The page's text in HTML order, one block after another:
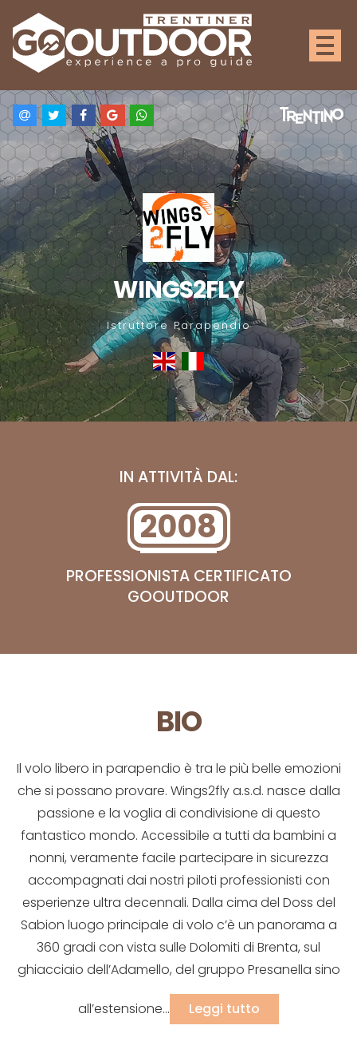
WINGS2FLY
Istruttore Parapendio
IN ATTIVITÀ DAL:
2008
PROFESSIONISTA CERTIFICATO
GOOUTDOOR
BIO
Il volo libero in parapendio è tra le più belle emozioni
che si possano provare. Wings2fly a.s.d. nasce dalla
passione e la voglia di condivisione di questo
fantastico mondo. Accessibile a tutti da bambini a
nonni, veramente facile partecipare in sicurezza
accompagnati dai nostri piloti professionisti con
esperienze ultra decennali. Dalla cima del Doss del
Sabion luogo principale di volo c’è un panorama a
360 gradi con vista sulle Dolomiti di Brenta, sul
ghiacciaio dell’Adamello, del gruppo Presanella sino
all’estensione... Leggi tutto